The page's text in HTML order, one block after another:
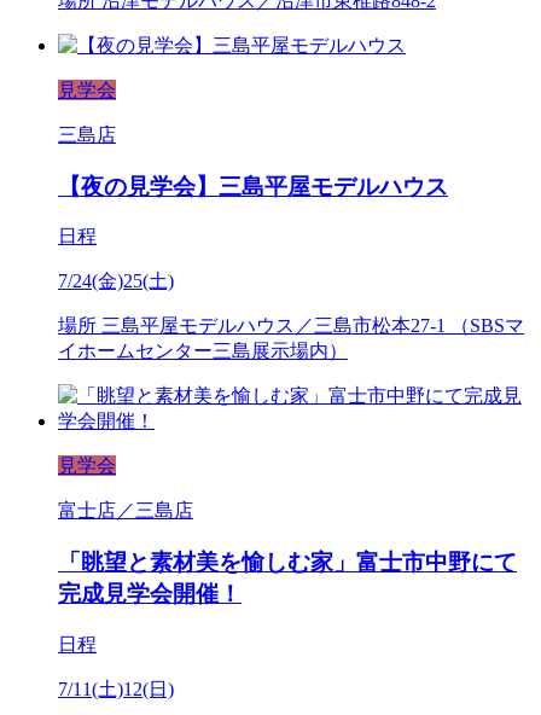
見学会
三島店
【夜の見学会】三島平屋モデルハウス
日程
7/24(金)25(土)
場所 三島平屋モデルハウス／三島市松本27-1 （SBSマ
イホームセンター三島展示場内）
見学会
富士店／三島店
「眺望と素材美を愉しむ家」富士市中野にて
完成見学会開催！
日程
7/11(土)12(日)